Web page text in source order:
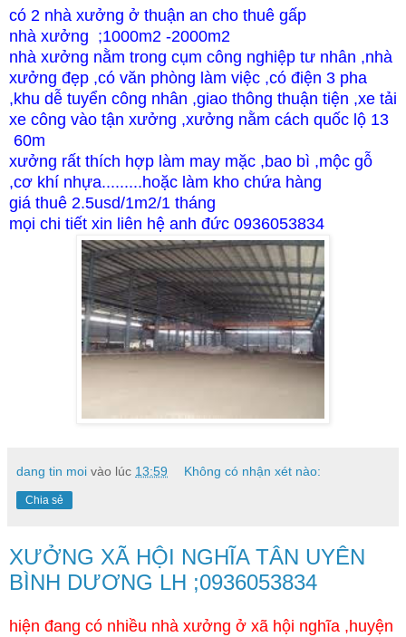
có 2 nhà xưởng ở thuận an cho thuê gấp
nhà xưởng ;1000m2 -2000m2
nhà xưởng nằm trong cụm công nghiệp tư nhân ,nhà
xưởng đẹp ,có văn phòng làm việc ,có điện 3 pha
,khu dễ tuyển công nhân ,giao thông thuận tiện ,xe tải
xe công vào tận xưởng ,xưởng nằm cách quốc lộ 13
60m
xưởng rất thích hợp làm may mặc ,bao bì ,mộc gỗ
,cơ khí nhựa.........hoặc làm kho chứa hàng
giá thuê 2.5usd/1m2/1 tháng
mọi chi tiết xin liên hệ anh đức 0936053834
dang tin moi vào lúc 13:59 Không có nhận xét nào:
Chia sẻ
XƯỞNG XÃ HỘI NGHĨA TÂN UYÊN
BÌNH DƯƠNG LH ;0936053834
hiện đang có nhiều nhà xưởng ở xã hội nghĩa ,huyện